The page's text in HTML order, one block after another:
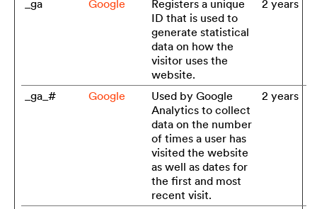
_ga
Google
Registers a unique
ID that is used to
generate statistical
data on how the
visitor uses the
website.
2 years
_ga_# Google
Used by Google
Analytics to collect
data on the number
of times a user has
visited the website
as well as dates for
the first and most
recent visit.
2 years